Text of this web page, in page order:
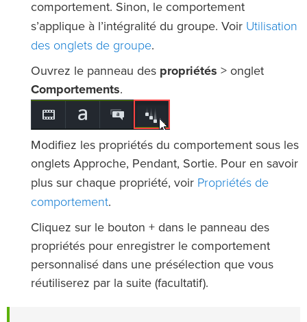
comportement. Sinon, le comportement
s’applique à l’intégralité du groupe. Voir Utilisation
des onglets de groupe.
Ouvrez le panneau des propriétés > onglet
Comportements.
Modifiez les propriétés du comportement sous les
onglets Approche, Pendant, Sortie. Pour en savoir
plus sur chaque propriété, voir Propriétés de
comportement.
Cliquez sur le bouton + dans le panneau des
propriétés pour enregistrer le comportement
personnalisé dans une présélection que vous
réutiliserez par la suite (facultatif).